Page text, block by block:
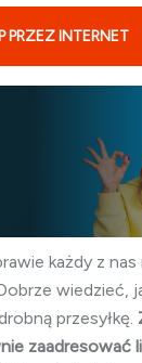
PRZEZ INTERNET
każdy z nas
wiedzieć,
przesyłkę.
zaadresować